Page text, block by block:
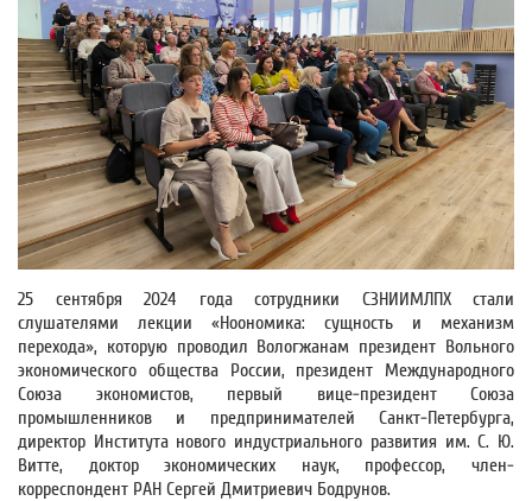
25 сентября 2024 года сотрудники СЗНИИМЛПХ стали
слушателями лекции «Ноономика: сущность и механизм
перехода», которую проводил Вологжанам президент Вольного
экономического общества России, президент Международного
Союза экономистов, первый вице-президент Союза
промышленников и предпринимателей Санкт-Петербурга,
директор Института нового индустриального развития им. С. Ю.
Витте, доктор экономических наук, профессор, член-
корреспондент РАН Сергей Дмитриевич Бодрунов.